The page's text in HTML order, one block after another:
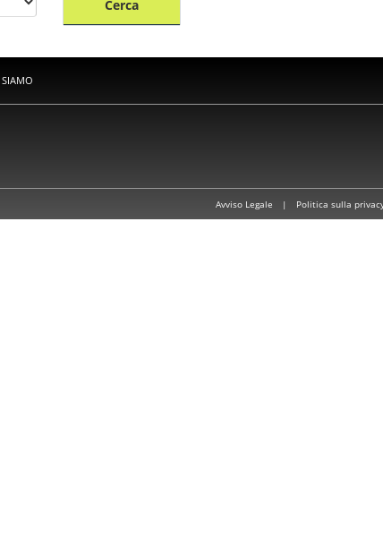
Cerca
Avviso Legale | Politica sulla